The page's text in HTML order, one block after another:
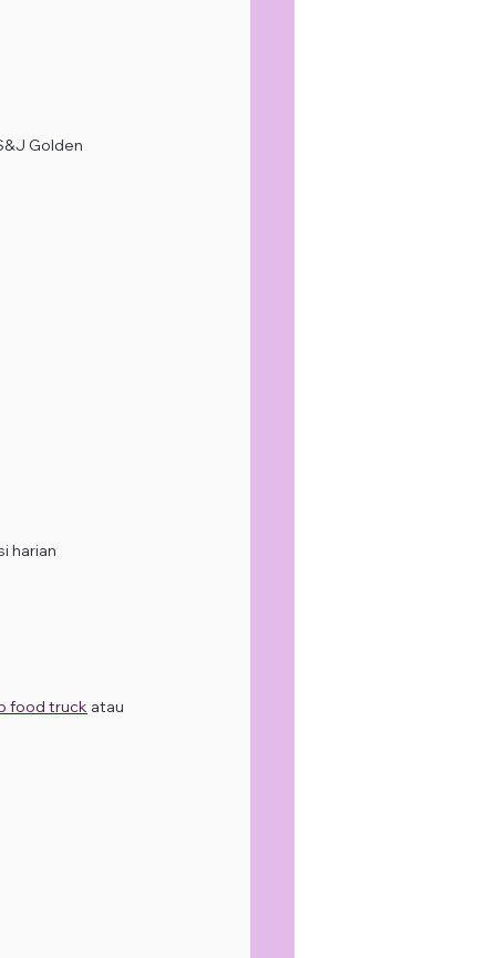
Golden
harian
food truck atau